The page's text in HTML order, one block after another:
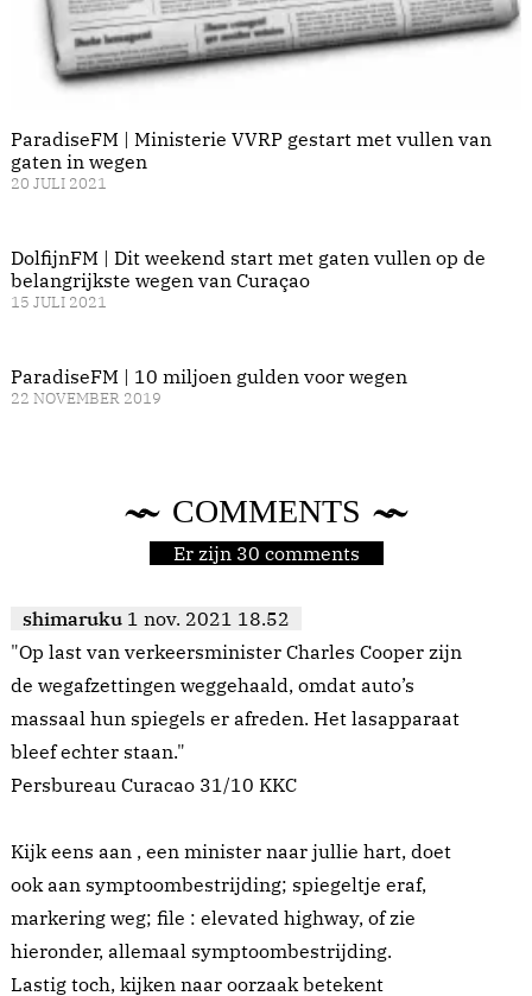
ParadiseFM | Ministerie VVRP gestart met vullen van
gaten in wegen
20 JULI 2021
DolfijnFM | Dit weekend start met gaten vullen op de
belangrijkste wegen van Curaçao
15 JULI 2021
ParadiseFM | 10 miljoen gulden voor wegen
22 NOVEMBER 2019
COMMENTS
Er zijn 30 comments
shimaruku 1 nov. 2021 18.52
"Op last van verkeersminister Charles Cooper zijn
de wegafzettingen weggehaald, omdat auto’s
massaal hun spiegels er afreden. Het lasapparaat
bleef echter staan."
Persbureau Curacao 31/10 KKC
Kijk eens aan , een minister naar jullie hart, doet
ook aan symptoombestrijding; spiegeltje eraf,
markering weg; file : elevated highway, of zie
hieronder, allemaal symptoombestrijding.
Lastig toch, kijken naar oorzaak betekent